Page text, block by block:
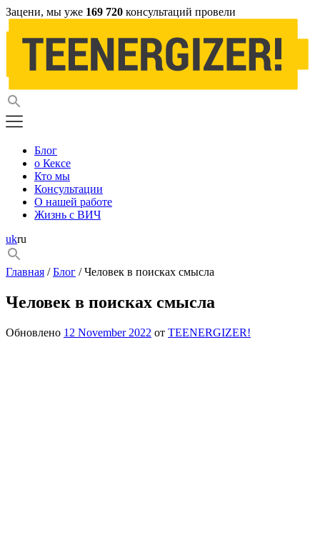
Зацени, мы уже 169 720 консультаций провели
Блог
о Кексе
Кто мы
Консультации
О нашей работе
Жизнь с ВИЧ
ukru
Главная /Блог / Человек в поисках смысла
Человек в поисках смысла
Обновлено 12 November 2022 от TEENERGIZER!